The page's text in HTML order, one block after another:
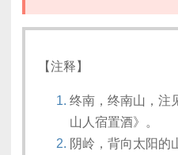
【注释】
终南，终南山，注
山人宿置酒》。
阴岭，背向太阳的